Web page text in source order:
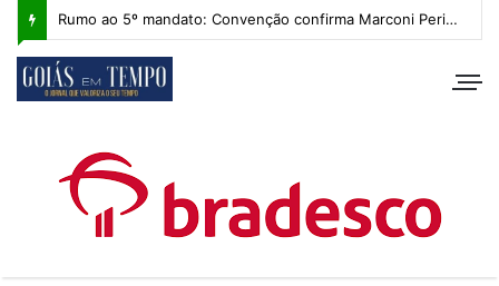
Rumo ao 5º mandato: Convenção confirma Marconi Perillo, que apresenta plano de governo com IA e foco regional